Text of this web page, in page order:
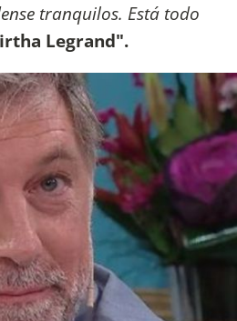
tranquilos. Está todo
Legrand".